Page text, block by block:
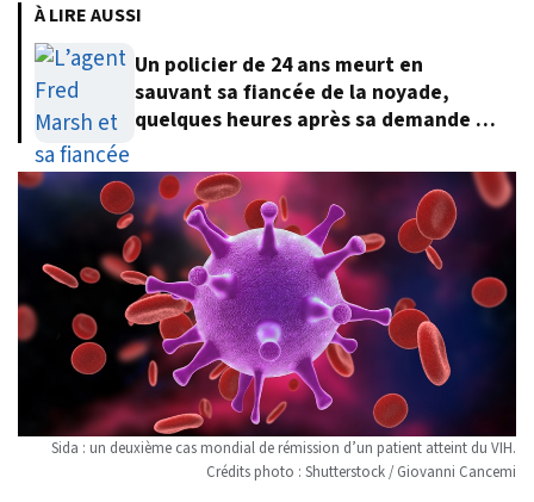
À LIRE AUSSI
Un policier de 24 ans meurt en
sauvant sa fiancée de la noyade,
quelques heures après sa demande en
Sida : un deuxième cas mondial de rémission d’un patient atteint du VIH.
Crédits photo : Shutterstock / Giovanni Cancemi